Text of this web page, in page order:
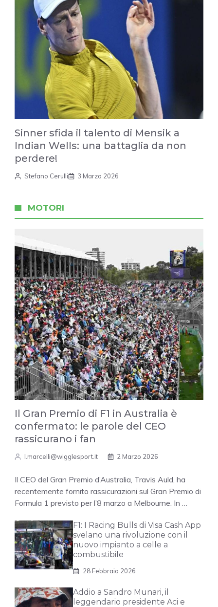
Sinner sfida il talento di Mensik a
Indian Wells: una battaglia da non
perdere!
Stefano Cerulli 3 Marzo 2026
MOTORI
Il Gran Premio di F1 in Australia è
confermato: le parole del CEO
rassicurano i fan
l.marcelli@wigglesport.it 2 Marzo 2026
Il CEO del Gran Premio d’Australia, Travis Auld, ha
recentemente fornito rassicurazioni sul Gran Premio di
Formula 1 previsto per l’8 marzo a Melbourne. In …
F1: I Racing Bulls di Visa Cash App
svelano una rivoluzione con il
nuovo impianto a celle a
combustibile
28 Febbraio 2026
Addio a Sandro Munari, il
leggendario presidente Aci e